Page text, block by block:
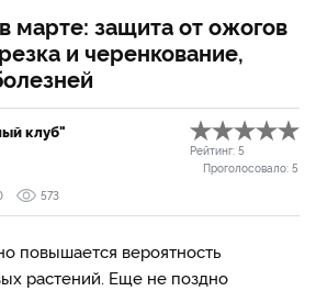
марте: защита от ожогов
и черенкование,
клуб"
Рейтинг: 5
Проголосовало: 5
573
повышается вероятность
растений. Еще не поздно